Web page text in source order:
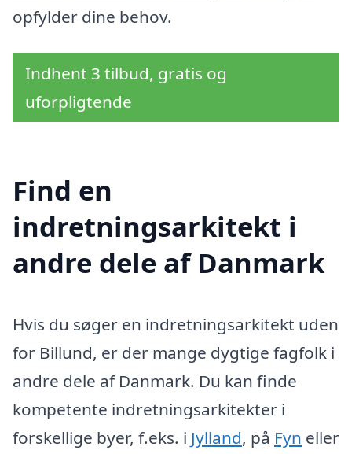
opfylder dine behov.
Indhent 3 tilbud, gratis og
uforpligtende
Find en
indretningsarkitekt i
andre dele af Danmark
Hvis du søger en indretningsarkitekt uden
for Billund, er der mange dygtige fagfolk i
andre dele af Danmark. Du kan finde
kompetente indretningsarkitekter i
forskellige byer, f.eks. i Jylland, på Fyn eller